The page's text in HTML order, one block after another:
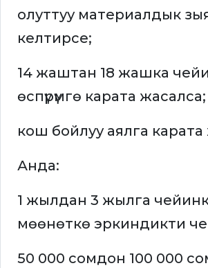
олуттуу материалдык
келтирсе;
14 жаштан 18 жашка
өспүрүмгө карата жасалса;
кош бойлуу аялга карата
Анда:
1 жылдан 3 жылга
мөөнөткө эркиндикти
50 000 сомдон 100 000